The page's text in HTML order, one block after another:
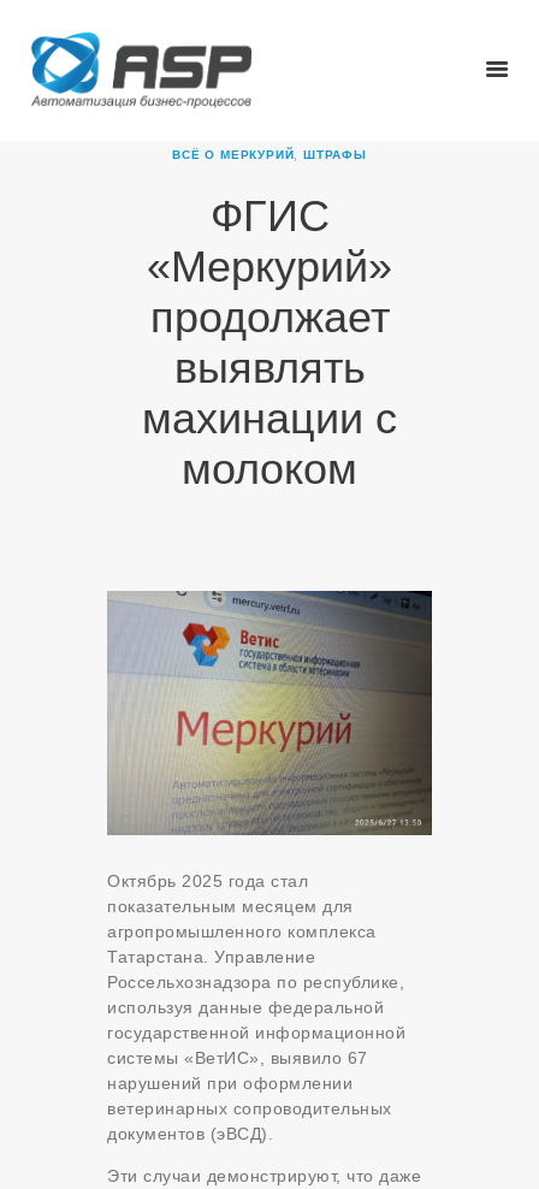
ВСЁ О МЕРКУРИЙ ШТРАФЫ
ФГИС
«Меркурий»
продолжает
выявлять
махинации с
молоком
О КОМПАНИИ
НОВОСТИ
КАРЬЕРА
ПАРТНЕРЫ
КОНТАКТЫ
Октябрь 2025 года стал
показательным месяцем для
агропромышленного комплекса
Татарстана. Управление
Россельхознадзора по республике,
используя данные федеральной
государственной информационной
системы «ВетИС», выявило 67
нарушений при оформлении
ветеринарных сопроводительных
документов (эВСД).
Эти случаи демонстрируют, что даже